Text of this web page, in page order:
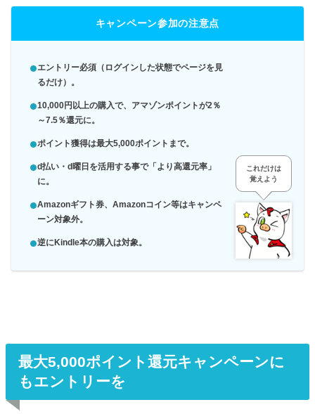
キャンペーン参加の注意点
エントリー必須（ログインした状態でページを見
るだけ）。
10,000円以上の購入で、 アマゾンポイントが2％
～7.5％還元に。
ポイント獲得は最大5,000ポイントまで。
d払い・d曜日を活用する事で「より高還元率」
に。
Amazonギフト券、Amazonコイン等はキャンペ
ーン対象外。
逆にKindle本の購入は対象。
これだけは
覚えよう
最大5,000ポイント還元キャンペーンに
もエントリーを